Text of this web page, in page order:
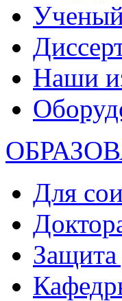
Наши
Для
Защита